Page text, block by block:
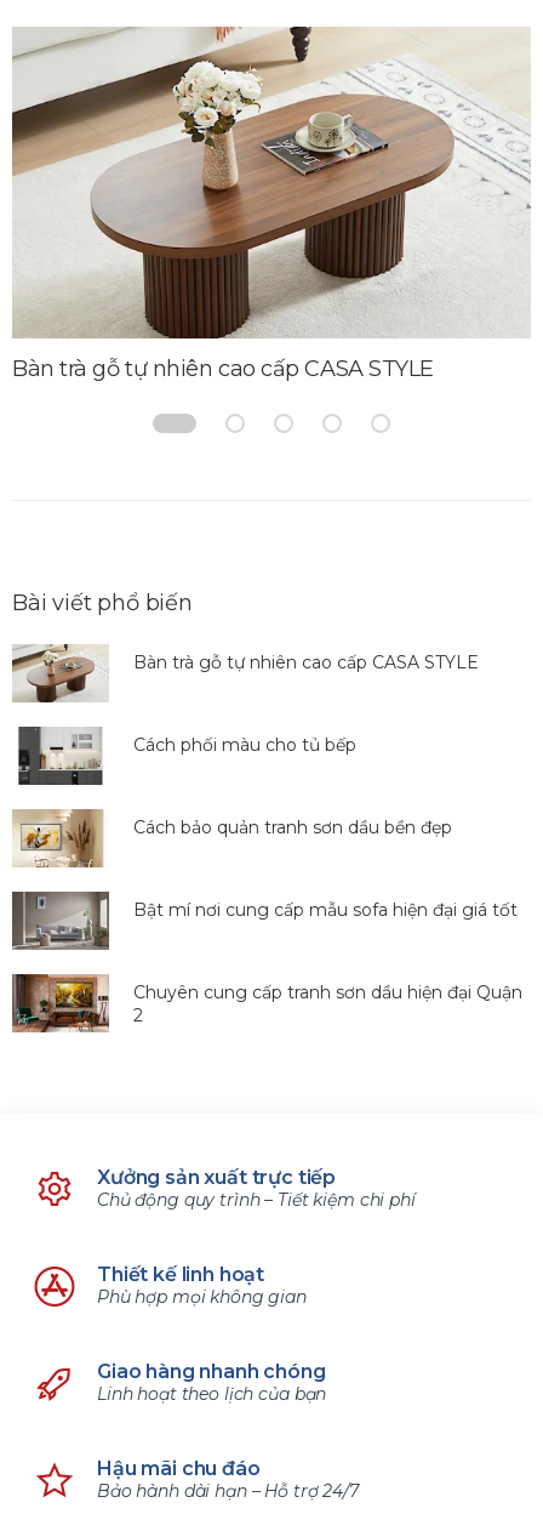
Bàn trà gỗ tự nhiên cao cấp CASA STYLE
Bài viết phổ biến
Bàn trà gỗ tự nhiên cao cấp CASA STYLE
Cách phối màu cho tủ bếp
Cách bảo quản tranh sơn dầu bền đẹp
Bật mí nơi cung cấp mẫu sofa hiện đại giá tốt
Chuyên cung cấp tranh sơn dầu hiện đại Quận
2
Xưởng sản xuất trực tiếp
Chủ động quy trình – Tiết kiệm chi phí
Thiết kế linh hoạt
Phù hợp mọi không gian
Giao hàng nhanh chóng
Linh hoạt theo lịch của bạn
Hậu mãi chu đáo
Bảo hành dài hạn – Hỗ trợ 24/7